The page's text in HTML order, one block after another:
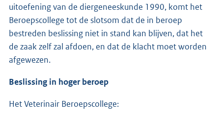
uitoefening van de diergeneeskunde 1990, komt het
Beroepscollege tot de slotsom dat de in beroep
bestreden beslissing niet in stand kan blijven, dat het
de zaak zelf zal afdoen, en dat de klacht moet worden
afgewezen.
Beslissing in hoger beroep
Het Veterinair Beroepscollege: